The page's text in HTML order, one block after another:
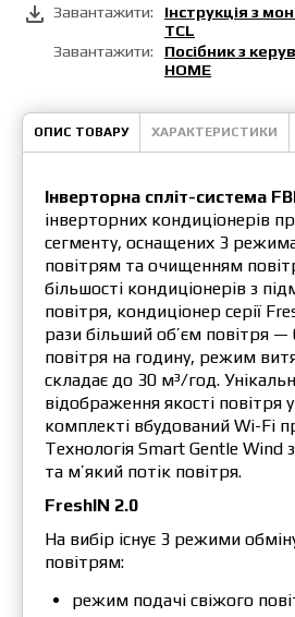
Завантажити:
Інструкція з
TCL
Завантажити:
Посібник з
HOME
ОПИС ТОВАРУ ХАРАКТЕРИСТИКИ
Інверторна спліт-система
інверторних кондиціонерів
сегменту, оснащених 3
повітрям та очищенням
більшості кондиціонерів з
повітря, кондиціонер серії
рази більший об’єм повітря —
повітря на годину, режим
складає до 30 м³/год.
відображення якості повітря
комплекті вбудований Wi-Fi
Технологія Smart Gentle Wind
та м’який потік повітря.
FreshIN 2.0
На вибір існує 3 режими
повітрям:
режим подачі свіжого